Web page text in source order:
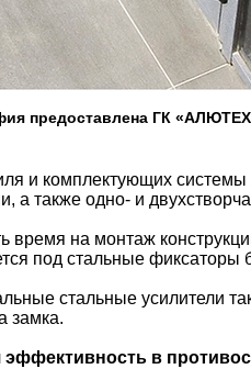
предоставлена ГК
и комплектующих системы
а также одно- и
время на монтаж
под стальные фиксаторы
стальные усилители
замка.
эффективность в